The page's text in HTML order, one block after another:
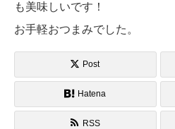
も美味しいです！
お手軽おつまみでした。
Post
Hatena
RSS